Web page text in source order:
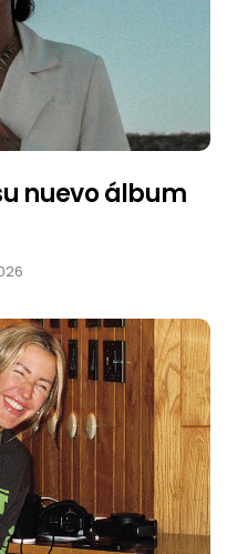
nuevo álbum